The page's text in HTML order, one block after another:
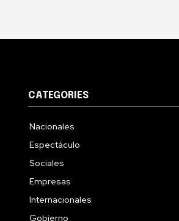
CATEGORIES
Nacionales
Espectáculo
Sociales
Empresas
Internacionales
Gobierno